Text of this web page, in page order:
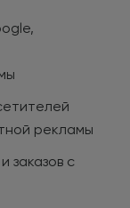
рекламы
заказов с